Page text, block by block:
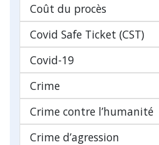
Coût du procès
Covid Safe Ticket (CST)
Covid-19
Crime
Crime contre l’humanité
Crime d’agression